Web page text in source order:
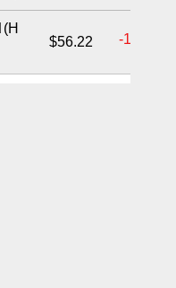
(H
$56.22 -1.38%